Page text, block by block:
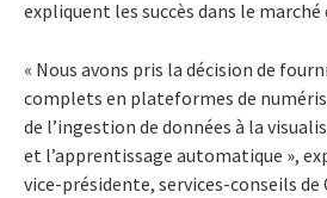
expliquent les succès dans le marché
« Nous avons pris la décision de
complets en plateformes de
de l’ingestion de données à la
et l’apprentissage automatique »,
vice-présidente, services-conseils de